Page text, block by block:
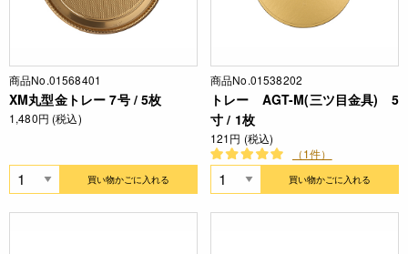
商品No.01568401
XM丸型金トレー 7号 / 5枚
1,480円 (税込)
買い物かごに入れる
商品No.01538202
トレー AGT-M(三ツ目金具) 5
寸 / 1枚
121円 (税込)
（1件）
買い物かごに入れる